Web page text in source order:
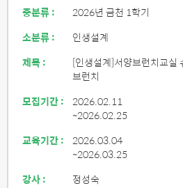
중분류 :
2026년 금천 1학기
소분류 :
인생설계
제목 :
[인생설계]서양브런치교실
브런치
모집기간 : 2026.02.11
~2026.02.25
교육기간 : 2026.03.04
~2026.03.25
강사 :
정성숙